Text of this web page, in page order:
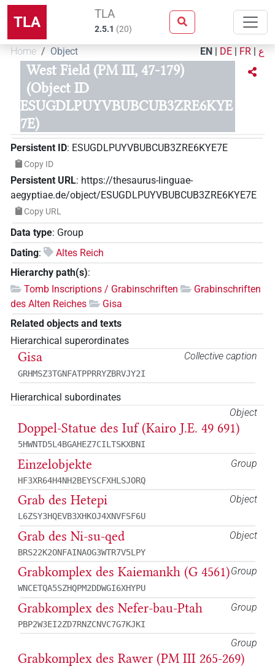
TLA TLA
2.5.1 (20)
Home Object EN | DE | FR | ع
West Field (PM III, 47-179)
(Object ID
ESUGDLPUYVBUBCUB3ZRE6KYE
7E)
Persistent ID: ESUGDLPUYVBUBCUB3ZRE6KYE7E
Copy ID
Persistent URL: https://thesaurus-linguae-
aegyptiae.de/object/ESUGDLPUYVBUBCUB3ZRE6KYE7E
Copy URL
Data type: Group
Dating:
Altes Reich
Hierarchy path(s):
Tomb Inscriptions / Grabinschriften
Grabinschriften
des Alten Reiches
Gisa
Related objects and texts
Hierarchical superordinates
Collective caption
Gisa
GRHMSZ3TGNFATPPRRYZBRVJY2I
Hierarchical subordinates
Object
Doppel-Statue des Iuf (Kairo J.E. 49 691)
5HWNTD5L4BGAHEZ7CILTSKXBNI
Group
Einzelobjekte
HF3XR64H4NH2BEYSCFXHLSJORQ
Object
Grab des Hetepi
L6ZSY3HQEVB3XHKOJ4XNVFSF6U
Object
Grab des Ni-su-qed
BRS22K2ONFAINAOG3WTR7V5LPY
Group
Grabkomplex des Kaiemankh (G 4561)
WNCETQA5SZHQPM2DDWGI6XHYPU
Group
Grabkomplex des Nefer-bau-Ptah
PBP2W3EI2ZD7RNZCNVC7G7KJKI
Group
Grabkomplex des Rawer (PM III 265-269)